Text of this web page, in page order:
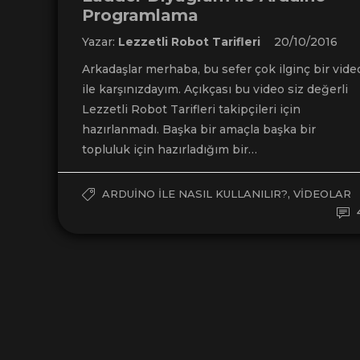
Programlama
Yazar: Lezzetli Robot Tarifleri
20/10/2016
Arkadaşlar merhaba, bu sefer çok ilginç bir
ile karşınızdayım. Açıkçası bu video siz değerli
Lezzetli Robot Tarifleri takipçileri için
hazırlanmadı. Başka bir amaçla başka bir
topluluk için hazırladığım bir…
ARDUINO ILE NASIL KULLANILIR?, VIDEOLAR